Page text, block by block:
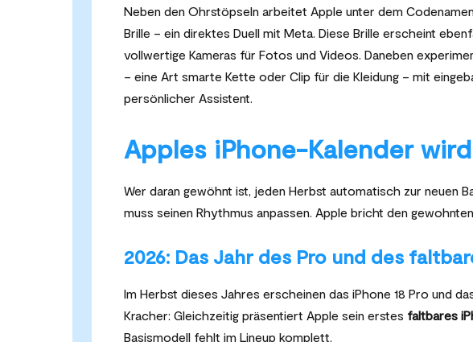
Neben den Ohrstöpseln arbeitet Apple unter dem
Brille – ein direktes Duell mit Meta. Diese Brille erscheint
vollwertige Kameras für Fotos und Videos. Daneben
– eine Art smarte Kette oder Clip für die Kleidung – mit
persönlicher Assistent.
Apples iPhone-Kalender
Wer daran gewöhnt ist, jeden Herbst automatisch zur neuen
muss seinen Rhythmus anpassen. Apple bricht den
2026: Das Jahr des Pro und des
Im Herbst dieses Jahres erscheinen das iPhone 18 Pro und
Kracher: Gleichzeitig präsentiert Apple sein erstes faltbares
Basismodell fehlt im Lineup komplett.